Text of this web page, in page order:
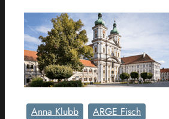
Anna Klubb
ARGE Fisch